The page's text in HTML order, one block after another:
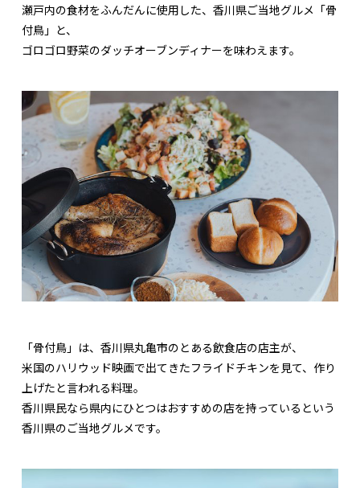
瀬戸内の食材をふんだんに使用した、香川県ご当地グルメ「骨
付鳥」と、
ゴロゴロ野菜のダッチオーブンディナーを味わえます。
「骨付鳥」は、香川県丸亀市のとある飲食店の店主が、
米国のハリウッド映画で出てきたフライドチキンを見て、作り
上げたと言われる料理。
香川県民なら県内にひとつはおすすめの店を持っているという
香川県のご当地グルメです。